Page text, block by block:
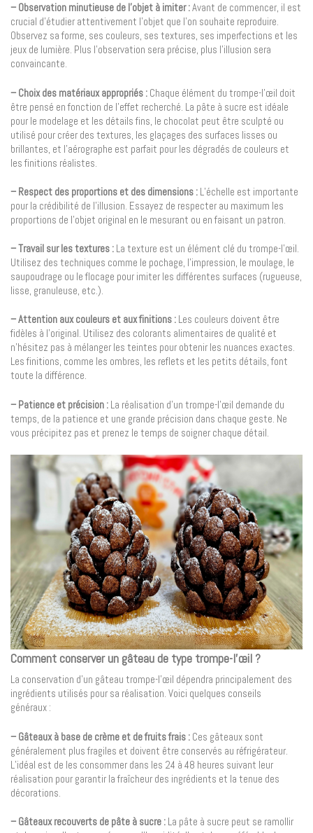
– Observation minutieuse de l’objet à imiter :Avant de commencer, il est
crucial d’étudier attentivement l’objet que l’on souhaite reproduire.
Observez sa forme, ses couleurs, ses textures, ses imperfections et les
jeux de lumière. Plus l’observation sera précise, plus l’illusion sera
convaincante.
– Choix des matériaux appropriés : Chaque élément du trompe-l’œil doit
être pensé en fonction de l’effet recherché. La pâte à sucre est idéale
pour le modelage et les détails fins, le chocolat peut être sculpté ou
utilisé pour créer des textures, les glaçages des surfaces lisses ou
brillantes, et l’aérographe est parfait pour les dégradés de couleurs et
les finitions réalistes.
– Respect des proportions et des dimensions : L’échelle est importante
pour la crédibilité de l’illusion. Essayez de respecter au maximum les
proportions de l’objet original en le mesurant ou en faisant un patron.
– Travail sur les textures : La texture est un élément clé du trompe-l’œil.
Utilisez des techniques comme le pochage, l’impression, le moulage, le
saupoudrage ou le flocage pour imiter les différentes surfaces (rugueuse,
lisse, granuleuse, etc.).
– Attention aux couleurs et aux finitions : Les couleurs doivent être
fidèles à l’original. Utilisez des colorants alimentaires de qualité et
n’hésitez pas à mélanger les teintes pour obtenir les nuances exactes.
Les finitions, comme les ombres, les reflets et les petits détails, font
toute la différence.
– Patience et précision : La réalisation d’un trompe-l’œil demande du
temps, de la patience et une grande précision dans chaque geste. Ne
vous précipitez pas et prenez le temps de soigner chaque détail.
Comment conserver un gâteau de type trompe-l’œil ?
La conservation d’un gâteau trompe-l’œil dépendra principalement des
ingrédients utilisés pour sa réalisation. Voici quelques conseils
généraux :
– Gâteaux à base de crème et de fruits frais : Ces gâteaux sont
généralement plus fragiles et doivent être conservés au réfrigérateur.
L’idéal est de les consommer dans les 24 à 48 heures suivant leur
réalisation pour garantir la fraîcheur des ingrédients et la tenue des
décorations.
– Gâteaux recouverts de pâte à sucre : La pâte à sucre peut se ramollir